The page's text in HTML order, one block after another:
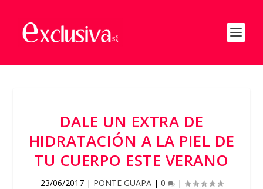
DALE UN EXTRA DE
HIDRATACIÓN A LA PIEL DE
TU CUERPO ESTE VERANO
23/06/2017| PONTE GUAPA| 0 |